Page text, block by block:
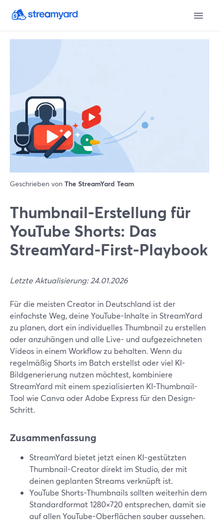
Geschrieben von The StreamYard Team
Thumbnail-Erstellung für
YouTube Shorts: Das
StreamYard-First-Playbook
Letzte Aktualisierung: 24.01.2026
Für die meisten Creator in Deutschland ist der
einfachste Weg, deine YouTube-Inhalte in StreamYard
zu planen, dort ein individuelles Thumbnail zu erstellen
oder anzuhängen und alle Live- und aufgezeichneten
Videos in einem Workflow zu behalten. Wenn du
regelmäßig Shorts im Batch erstellst oder viel KI-
Bildgenerierung nutzen möchtest, kombiniere
StreamYard mit einem spezialisierten KI-Thumbnail-
Tool wie Canva oder Adobe Express für den Design-
Schritt.
Zusammenfassung
StreamYard bietet jetzt einen KI-gestützten
Thumbnail-Creator direkt im Studio, der mit
deinen geplanten Streams verknüpft ist.
YouTube Shorts-Thumbnails sollten weiterhin dem
Standardformat 1280×720 entsprechen, damit sie
auf allen YouTube-Oberflächen sauber aussehen.